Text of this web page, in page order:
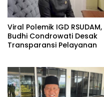
Viral Polemik IGD RSUDAM,
Budhi Condrowati Desak
Transparansi Pelayanan